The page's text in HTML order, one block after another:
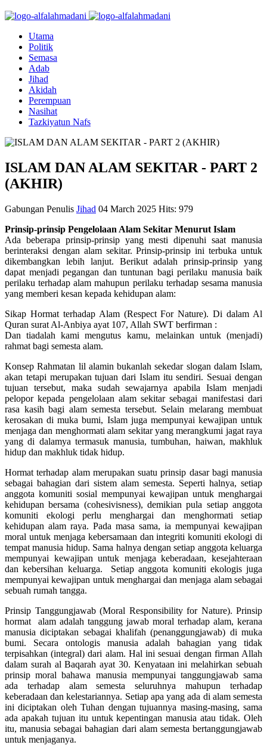
Utama
Politik
Semasa
Adab
Jihad
Akidah
Perempuan
Nasihat
Tazkiyatun Nafs
ISLAM DAN ALAM SEKITAR - PART 2
(AKHIR)
Gabungan Penulis Jihad 04 March 2025 Hits: 979
Prinsip-prinsip Pengelolaan Alam Sekitar Menurut Islam
Ada beberapa prinsip-prinsip yang mesti dipenuhi saat manusia
berinteraksi dengan alam sekitar. Prinsip-prinsip ini terbuka untuk
dikembangkan lebih lanjut. Berikut adalah prinsip-prinsip yang
dapat menjadi pegangan dan tuntunan bagi perilaku manusia baik
perilaku terhadap alam mahupun perilaku terhadap sesama manusia
yang memberi kesan kepada kehidupan alam:
Sikap Hormat terhadap Alam (Respect For Nature). Di dalam Al
Quran surat Al-Anbiya ayat 107, Allah SWT berfirman :
Dan tiadalah kami mengutus kamu, melainkan untuk (menjadi)
rahmat bagi semesta alam.
Konsep Rahmatan lil alamin bukanlah sekedar slogan dalam Islam,
akan tetapi merupakan tujuan dari Islam itu sendiri. Sesuai dengan
tujuan tersebut, maka sudah sewajarnya apabila Islam menjadi
pelopor kepada pengelolaan alam sekitar sebagai manifestasi dari
rasa kasih bagi alam semesta tersebut. Selain melarang membuat
kerosakan di muka bumi, Islam juga mempunyai kewajipan untuk
menjaga dan menghormati alam sekitar yang merangkumi jagat raya
yang di dalamya termasuk manusia, tumbuhan, haiwan, makhluk
hidup dan makhluk tidak hidup.
Hormat terhadap alam merupakan suatu prinsip dasar bagi manusia
sebagai bahagian dari sistem alam semesta. Seperti halnya, setiap
anggota komuniti sosial mempunyai kewajipan untuk menghargai
kehidupan bersama (cohesivisness), demikian pula setiap anggota
komuniti ekologi perlu menghargai dan menghormati setiap
kehidupan alam raya. Pada masa sama, ia mempunyai kewajipan
moral untuk menjaga kebersamaan dan integriti komuniti ekologi di
tempat manusia hidup. Sama halnya dengan setiap anggota keluarga
mempunyai kewajipan untuk menjaga keberadaan, kesejahteraan
dan kebersihan keluarga. Setiap anggota komuniti ekologis juga
mempunyai kewajipan untuk menghargai dan menjaga alam sebagai
sebuah rumah tangga.
Prinsip Tanggungjawab (Moral Responsibility for Nature). Prinsip
hormat alam adalah tanggung jawab moral terhadap alam, kerana
manusia diciptakan sebagai khalifah (penanggungjawab) di muka
bumi. Secara ontologis manusia adalah bahagian yang tidak
terpisahkan (integral) dari alam. Hal ini sesuai dengan firman Allah
dalam surah al Baqarah ayat 30. Kenyataan ini melahirkan sebuah
prinsip moral bahawa manusia mempunyai tanggungjawab sama
ada terhadap alam semesta seluruhnya mahupun terhadap
keberadaan dan kelestariannya. Setiap apa yang ada di alam semesta
ini diciptakan oleh Tuhan dengan tujuannya masing-masing, sama
ada apakah tujuan itu untuk kepentingan manusia atau tidak. Oleh
itu, manusia sebagai bahagian dari alam semesta bertanggungjawab
untuk menjaganya.